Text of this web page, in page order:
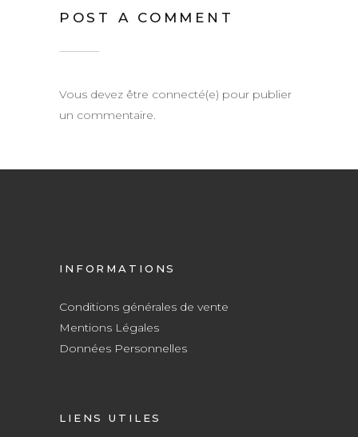
POST A COMMENT
Vous devez être connecté(e) pour publier
un commentaire.
INFORMATIONS
Conditions générales de vente
Mentions Légales
Données Personnelles
LIENS UTILES